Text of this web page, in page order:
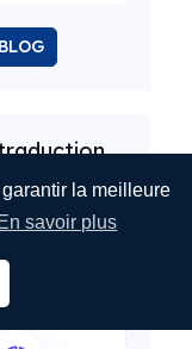
la meilleure
En savoir plus